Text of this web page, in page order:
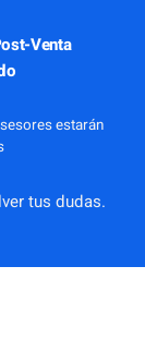
Venta
estarán
tus dudas.